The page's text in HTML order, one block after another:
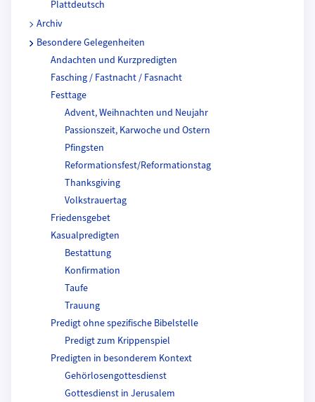
Plattdeutsch
Archiv
Besondere Gelegenheiten
Andachten und Kurzpredigten
Fasching / Fastnacht / Fasnacht
Festtage
Advent, Weihnachten und Neujahr
Passionszeit, Karwoche und Ostern
Pfingsten
Reformationsfest/Reformationstag
Thanksgiving
Volkstrauertag
Friedensgebet
Kasualpredigten
Bestattung
Konfirmation
Taufe
Trauung
Predigt ohne spezifische Bibelstelle
Predigt zum Krippenspiel
Predigten in besonderem Kontext
Gehörlosengottesdienst
Gottesdienst in Jerusalem